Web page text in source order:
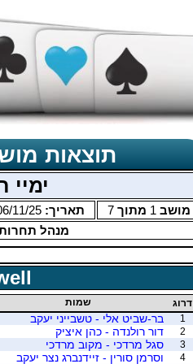
תוצאות
ימיי
מושב 1 מתוך7 תאריך: 11/25
מנהל
דרוג שמות
1
בר-שביט אלי - טשבייני יעקב
2
דור רולנדה - כהן איציק
3
סגל מרדכי - מקוב מרדכי
4
וסרמן סורין - זיידנברג נצר יעקב